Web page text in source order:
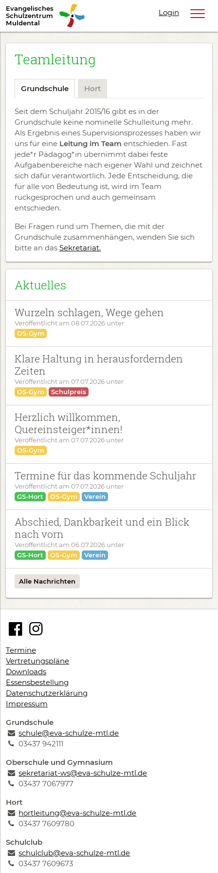
Evangelisches
Schulzentrum
Muldental
Login
Teamleitung
Grundschule Hort
Seit dem Schuljahr 2015/16 gibt es in der
Grundschule keine nominelle Schulleitung mehr.
Als Ergebnis eines Supervisionsprozesses haben wir
uns für eine Leitung im Team entschieden. Fast
jede*r Pädagog*in übernimmt dabei feste
Aufgabenbereiche nach eigener Wahl und zeichnet
sich dafür verantwortlich. Jede Entscheidung, die
für alle von Bedeutung ist, wird im Team
rückgesprochen und auch gemeinsam
entschieden.
Bei Fragen rund um Themen, die mit der
Grundschule zusammenhängen, wenden Sie sich
bitte an das Sekretariat.
Aktuelles
Wurzeln schlagen, Wege gehen
Veröffentlicht am 08.07.2026 unter
OS-Gym
Klare Haltung in herausfordernden
Zeiten
Veröffentlicht am 07.07.2026 unter
OS-Gym
Schulpreis
Herzlich willkommen,
Quereinsteiger*innen!
Veröffentlicht am 07.07.2026 unter
OS-Gym
Termine für das kommende Schuljahr
Veröffentlicht am 07.07.2026 unter
GS-Hort
OS-Gym Verein
Abschied, Dankbarkeit und ein Blick
nach vorn
Veröffentlicht am 06.07.2026 unter
GS-Hort
OS-Gym Verein
Alle Nachrichten
Termine
Vertretungspläne
Downloads
Essensbestellung
Datenschutzerklärung
Impressum
Grundschule
schule@eva-schulze-mtl.de
03437 942111
Oberschule und Gymnasium
sekretariat-ws@eva-schulze-mtl.de
03437 7067977
Hort
hortleitung@eva-schulze-mtl.de
03437 7609780
Schulclub
schulclub@eva-schulze-mtl.de
03437 7609673